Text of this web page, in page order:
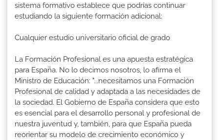
sistema formativo establece que podrías continuar
estudiando la siguiente formación adicional:
Cualquier estudio universitario oficial de grado
La Formación Profesional es una apuesta estratégica
para España. No lo decimos nosotros, lo afirma el
Ministro de Educación: "...necesitamos una Formación
Profesional de calidad y adaptada a las necesidades de
la sociedad. El Gobierno de España considera que esto
es esencial para el desarrollo personal y profesional de
nuestra juventud y, también, para que España pueda
reorientar su modelo de crecimiento económico y